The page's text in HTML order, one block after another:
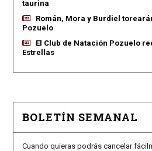
taurina
Román, Mora y Burdiel
Pozuelo
El Club de Natación Pozuelo
Estrellas
BOLETÍN SEMANAL
Cuando quieras podrás cancelar